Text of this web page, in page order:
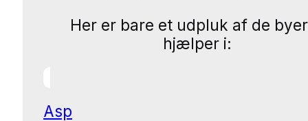
Her er bare et udpluk af de
hjælper i:
Asp